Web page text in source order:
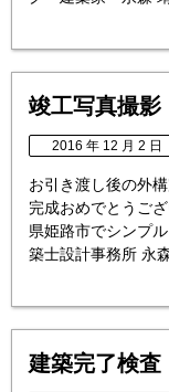
竣工写真撮影
2016 年 12 月 2 日
お引き渡し後の外
完成おめでとうご
県姫路市でシンプ
築士設計事務所 永
建築完了検査